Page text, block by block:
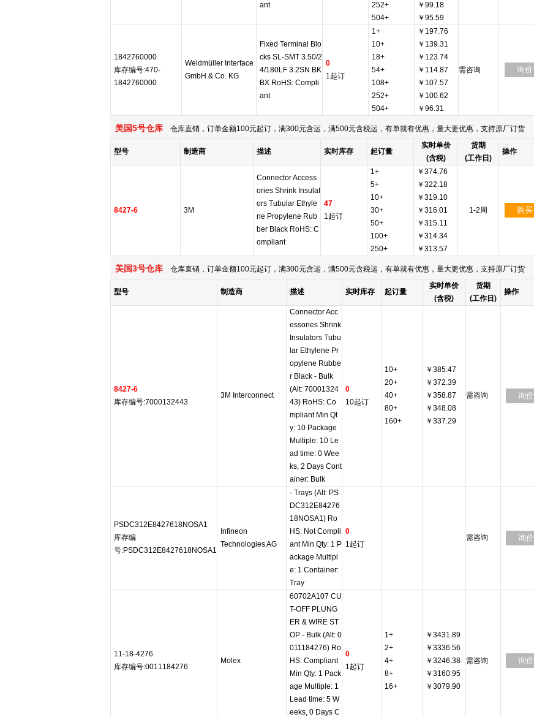
ant
252+
504+
￥99.18
￥95.59
1842760000
库存编号:470-
1842760000
Weidmüller Interface
GmbH & Co. KG
Fixed Terminal Blo
cks SL-SMT 3.50/2
4/180LF 3.2SN BK
BX RoHS: Compli
ant
0
1起订
1+
10+
18+
54+
108+
252+
504+
￥197.76
￥139.31
￥123.74
￥114.87
￥107.57
￥100.62
￥96.31
需咨询 询价
美国5号仓库 仓库直销，订单金额100元起订，满300元含运，满500元含税运，有单就有优惠，量大更优惠，支持原厂订货
型号 制造商 描述 实时库存 起订量
实时单价
(含税)
货期
(工作日)
操作
8427-6 3M
Connector Access
ories Shrink Insulat
ors Tubular Ethyle
ne Propylene Rub
ber Black RoHS: C
ompliant
47
1起订
1+
5+
10+
30+
50+
100+
250+
￥374.76
￥322.18
￥319.10
￥316.01
￥315.11
￥314.34
￥313.57
1-2周 购买
美国3号仓库 仓库直销，订单金额100元起订，满300元含运，满500元含税运，有单就有优惠，量大更优惠，支持原厂订货
型号 制造商 描述 实时库存 起订量
实时单价
(含税)
货期
(工作日)
操作
8427-6
库存编号:7000132443
3M Interconnect
Connector Acc
essories Shrink
Insulators Tubu
lar Ethylene Pr
opylene Rubbe
r Black - Bulk
(Alt: 70001324
43) RoHS: Co
mpliant Min Qt
y: 10 Package
Multiple: 10 Le
ad time: 0 Wee
ks, 2 Days Cont
ainer: Bulk
0
10起订
10+
20+
40+
80+
160+
￥385.47
￥372.39
￥358.87
￥348.08
￥337.29
需咨询 询价
PSDC312E8427618NOSA1
库存编
号:PSDC312E8427618NOSA1
Infineon
Technologies AG
- Trays (Alt: PS
DC312E84276
18NOSA1) Ro
HS: Not Compli
ant Min Qty: 1 P
ackage Multipl
e: 1 Container:
Tray
0
1起订
需咨询 询价
11-18-4276
库存编号:0011184276
Molex
60702A107 CU
T-OFF PLUNG
ER & WIRE ST
OP - Bulk (Alt: 0
011184276) Ro
HS: Compliant
Min Qty: 1 Pack
age Multiple: 1
Lead time: 5 W
eeks, 0 Days C
0
1起订
1+
2+
4+
8+
16+
￥3431.89
￥3336.56
￥3246.38
￥3160.95
￥3079.90
需咨询 询价